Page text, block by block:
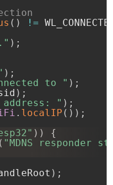
( ) !=
) ;
) ;
to " ) ;
) ;
" ) ;
. localIP ( ) ) ;
) )
{
( "MDNS responder
) ;